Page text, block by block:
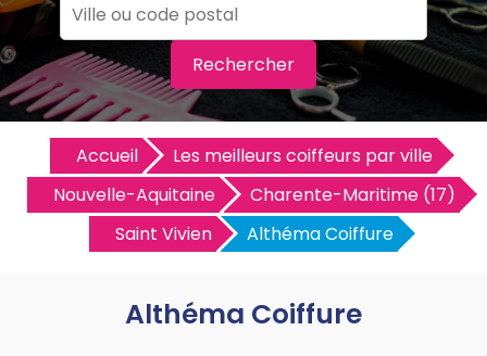
Rechercher
Accueil
Les meilleurs coiffeurs par ville
Nouvelle-Aquitaine
Charente-Maritime (17)
Saint Vivien
Althéma Coiffure
Althéma Coiffure